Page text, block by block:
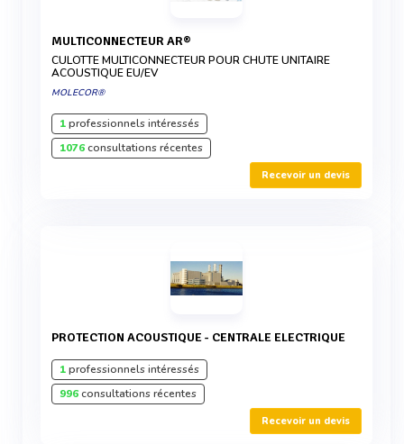
MULTICONNECTEUR AR®
CULOTTE MULTICONNECTEUR POUR CHUTE UNITAIRE
ACOUSTIQUE EU/EV
MOLECOR®
1professionnels intéressés
1076consultations récentes
Recevoir un devis
PROTECTION ACOUSTIQUE - CENTRALE ELECTRIQUE
1professionnels intéressés
996consultations récentes
Recevoir un devis